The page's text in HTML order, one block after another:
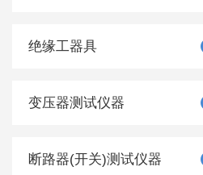
绝缘工器具
变压器测试仪器
断路器(开关)测试仪器